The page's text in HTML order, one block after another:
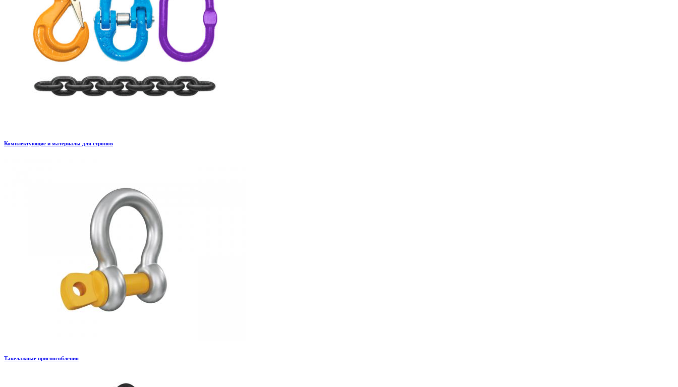
Комплектующие и материалы для стропов
Такелажные приспособления